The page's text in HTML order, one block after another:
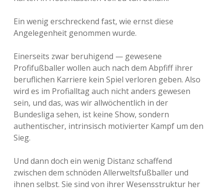
Ein wenig erschreckend fast, wie ernst diese
Angelegenheit genommen wurde.
Einerseits zwar beruhigend — gewesene
Profifußballer wollen auch nach dem Abpfiff ihrer
beruflichen Karriere kein Spiel verloren geben. Also
wird es im Profialltag auch nicht anders gewesen
sein, und das, was wir allwöchentlich in der
Bundesliga sehen, ist keine Show, sondern
authentischer, intrinsisch motivierter Kampf um den
Sieg.
Und dann doch ein wenig Distanz schaffend
zwischen dem schnöden Allerweltsfußballer und
ihnen selbst. Sie sind von ihrer Wesensstruktur her